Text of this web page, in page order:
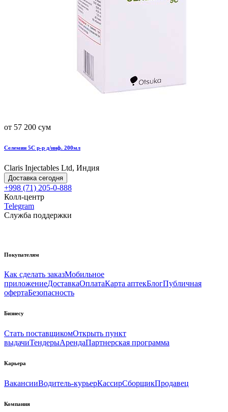
от 57 200 сум
Селемин 5С р-р д/инф. 200мл
Claris Injectables Ltd, Индия
Доставка сегодня
+998 (71) 205-0-888
Колл-центр
Telegram
Служба поддержки
Покупателям
Как сделать заказМобильное
приложениеДоставкаОплатаКарта аптекБлогПубличная
офертаБезопасность
Бизнесу
Стать поставщикомОткрыть пункт
выдачиТендерыАрендаПартнерская программа
Карьера
ВакансииВодитель-курьерКассирСборщикПродавец
Компания